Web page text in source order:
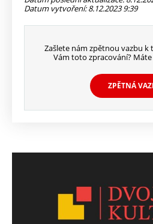
Datum vytvoření: 8.12.2023 9:39
Zašlete nám zpětnou vazbu k
Vám toto zpracování?
ZPĚTNÁ